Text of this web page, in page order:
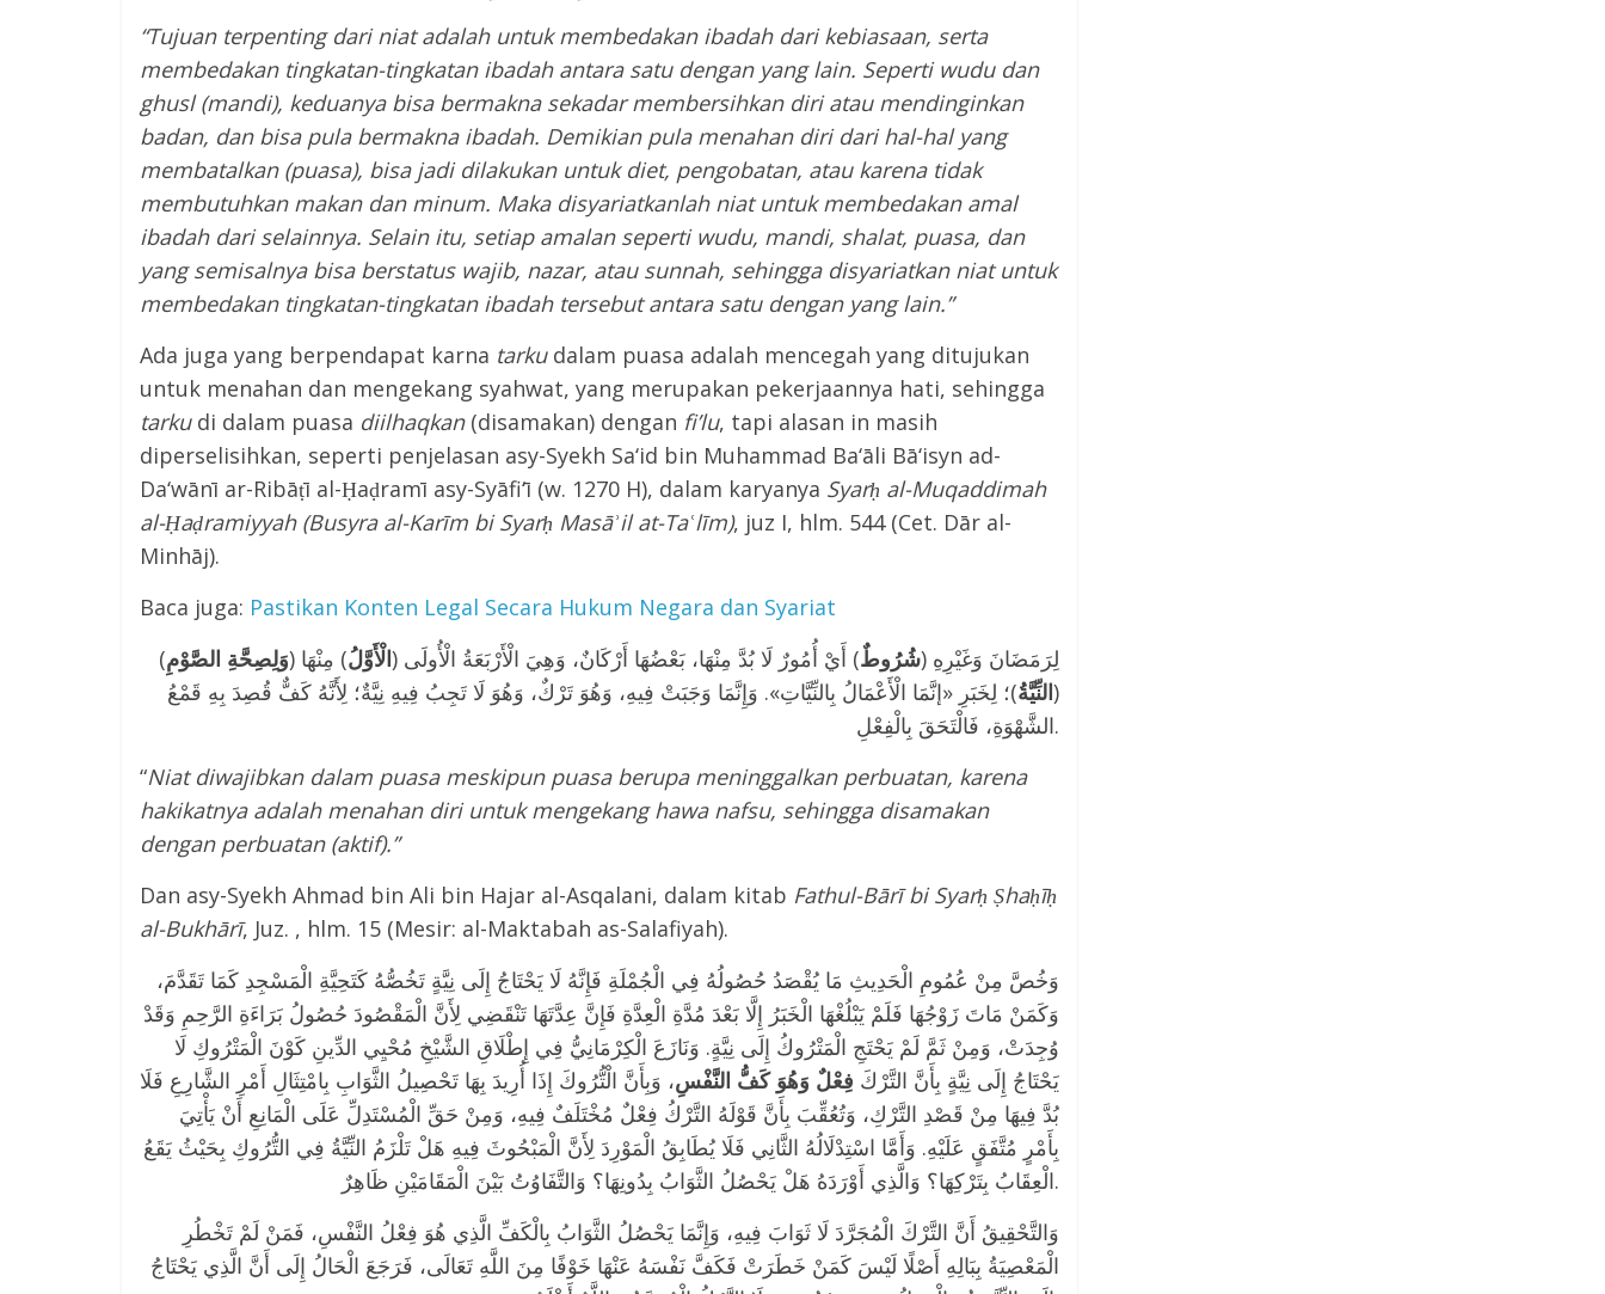
“Tujuan terpenting dari niat adalah untuk membedakan ibadah dari kebiasaan, serta
membedakan tingkatan-tingkatan ibadah antara satu dengan yang lain. Seperti wudu dan
ghusl (mandi), keduanya bisa bermakna sekadar membersihkan diri atau mendinginkan
badan, dan bisa pula bermakna ibadah. Demikian pula menahan diri dari hal-hal yang
membatalkan (puasa), bisa jadi dilakukan untuk diet, pengobatan, atau karena tidak
membutuhkan makan dan minum. Maka disyariatkanlah niat untuk membedakan amal
ibadah dari selainnya. Selain itu, setiap amalan seperti wudu, mandi, shalat, puasa, dan
yang semisalnya bisa berstatus wajib, nazar, atau sunnah, sehingga disyariatkan niat untuk
membedakan tingkatan-tingkatan ibadah tersebut antara satu dengan yang lain.”
Ada juga yang berpendapat karna tarkudalam puasa adalah mencegah yang ditujukan
untuk menahan dan mengekang syahwat, yang merupakan pekerjaannya hati, sehingga
tarkudi dalam puasa diilhaqkan(disamakan) dengan fi’lu, tapi alasan in masih
diperselisihkan, seperti penjelasan asy-Syekh Sa‘id bin Muhammad Ba‘āli Bā‘isyn ad-
Da‘wānī ar-Ribāṭī al-Ḥaḍramī asy-Syāfi‘ī (w. 1270 H), dalam karyanya Syarḥ al-Muqaddimah
al-Ḥaḍramiyyah (Busyra al-Karīm bi Syarḥ Masāʾil at-Taʿlīm), juz I, hlm. 544 (Cet. Dār al-
Minhāj).
Baca juga: Pastikan Konten Legal Secara Hukum Negara dan Syariat
(وَلِصِحَّةِ الصَّوْمِ ) لِرَمَضَانَ وَغَيْرِهِ (شُرُوطٌ) أَيْ أُمُورٌ لَا بُدَّ مِنْهَا، بَعْضُهَا أَرْكَانٌ، وَهِيَ الْأَرْبَعَةُ الْأُولَى (الْأَوَّلُ) مِنْهَا
(النِّيَّةُ)؛ لِخَبَرِ «إنَّمَا الْأَعْمَالُ بِالنِّيَّاتِ». وَإِنَّمَا وَجَبَتْ فِيهِ، وَهُوَ تَرْكٌ، وَهُوَ لَا تَجِبُ فِيهِ نِيَّةٌ؛ لِأَنَّهُ كَفٌّ قُصِدَ بِهِ قَمْعُ
الشَّهْوَةِ، فَالْتَحَقَ بِالْفِعْلِ.
“Niat diwajibkan dalam puasa meskipun puasa berupa meninggalkan perbuatan, karena
hakikatnya adalah menahan diri untuk mengekang hawa nafsu, sehingga disamakan
dengan perbuatan (aktif).”
Dan asy-Syekh Ahmad bin Ali bin Hajar al-Asqalani, dalam kitab Fathul-Bārī bi Syarḥ Ṣhaḥīḥ
al-Bukhārī, Juz. , hlm. 15 (Mesir: al-Maktabah as-Salafiyah).
وَخُصَّ مِنْ عُمُومِ الْحَدِيثِ مَا يُقْصَدُ حُصُولُهُ فِي الْجُمْلَةِ فَإِنَّهُ لَا يَحْتَاجُ إِلَى نِيَّةٍ تَخُصُّهُ كَتَحِيَّةِ الْمَسْجِدِ كَمَا تَقَدَّمَ،
وَكَمَنْ مَاتَ زَوْجُهَا فَلَمْ يَبْلُغْهَا الْخَبَرُ إِلَّا بَعْدَ مُدَّةِ الْعِدَّةِ فَإِنَّ عِدَّتَهَا تَنْقَضِي لِأَنَّ الْمَقْصُودَ حُصُولُ بَرَاءَةِ الرَّحِمِ وَقَدْ
وُجِدَتْ، وَمِنْ ثَمَّ لَمْ يَحْتَجِ الْمَتْرُوكُ إِلَى نِيَّةٍ. وَنَازَعَ الْكِرْمَانِيُّ فِي إِطْلَاقِ الشَّيْخِ مُحْيِي الدِّينِ كَوْنَ الْمَتْرُوكِ لَا
يَحْتَاجُ إِلَى نِيَّةٍ بِأَنَّ التَّرْكَ فِعْلٌ وَهُوَ كَفُّ النَّفْسِ، وَبِأَنَّ الْتُّرُوكَ إِذَا أُرِيدَ بِهَا تَحْصِيلُ الثَّوَابِ بِامْتِثَالِ أَمْرِ الشَّارِعِ فَلَا
بُدَّ فِيهَا مِنْ قَصْدِ التَّرْكِ، وَتُعُقِّبَ بِأَنَّ قَوْلَهُ التَّرْكُ فِعْلٌ مُخْتَلَفٌ فِيهِ، وَمِنْ حَقِّ الْمُسْتَدِلِّ عَلَى الْمَانِعِ أَنْ يَأْتِيَ
بِأَمْرٍ مُتَّفَقٍ عَلَيْهِ. وَأَمَّا اسْتِدْلَالُهُ الثَّانِي فَلَا يُطَابِقُ الْمَوْرِدَ لِأَنَّ الْمَبْحُوثَ فِيهِ هَلْ تَلْزَمُ النِّيَّةُ فِي التُّرُوكِ بِحَيْثُ يَقَعُ
الْعِقَابُ بِتَرْكِهَا؟ وَالَّذِي أَوْرَدَهُ هَلْ يَحْصُلُ الثَّوَابُ بِدُونِهَا؟ وَالتَّفَاوُتُ بَيْنَ الْمَقَامَيْنِ ظَاهِرٌ.
وَالتَّحْقِيقُ أَنَّ التَّرْكَ الْمُجَرَّدَ لَا ثَوَابَ فِيهِ، وَإِنَّمَا يَحْصُلُ الثَّوَابُ بِالْكَفِّ الَّذِي هُوَ فِعْلُ النَّفْسِ، فَمَنْ لَمْ تَخْطُرِ
الْمَعْصِيَةُ بِبَالِهِ أَصْلًا لَيْسَ كَمَنْ خَطَرَتْ فَكَفَّ نَفْسَهُ عَنْهَا خَوْفًا مِنَ اللَّهِ تَعَالَى، فَرَجَعَ الْحَالُ إِلَى أَنَّ الَّذِي يَحْتَاجُ